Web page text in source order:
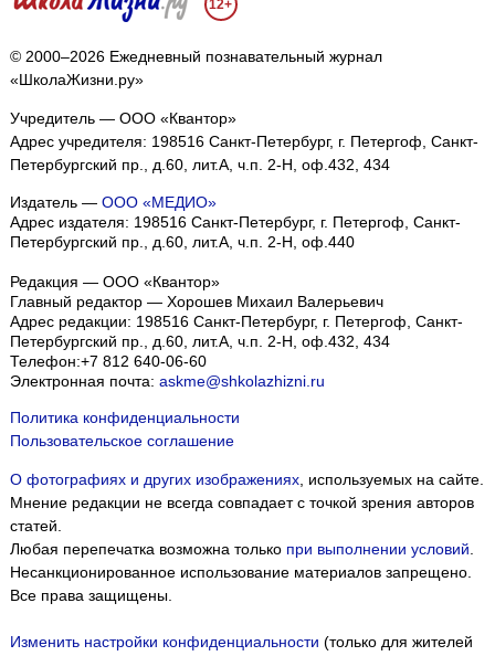
12+
© 2000–2026 Ежедневный познавательный журнал
«ШколаЖизни.ру»
Учредитель — ООО «Квантор»
Адрес учредителя: 198516 Санкт-Петербург, г. Петергоф, Санкт-
Петербургский пр., д.60, лит.А, ч.п. 2-Н, оф.432, 434
Издатель — ООО «МЕДИО»
Адрес издателя: 198516 Санкт-Петербург, г. Петергоф, Санкт-
Петербургский пр., д.60, лит.А, ч.п. 2-Н, оф.440
Редакция — ООО «Квантор»
Главный редактор — Хорошев Михаил Валерьевич
Адрес редакции: 198516 Санкт-Петербург, г. Петергоф Санкт-
Петербургский пр., д.60, лит.А, ч.п. 2-Н, оф.432, 434
Телефон:+7 812 640-06-60
Электронная почта: askme@shkolazhizni.ru
Политика конфиденциальности
Пользовательское соглашение
О фотографиях и других изображениях, используемых на сайте.
Мнение редакции не всегда совпадает с точкой зрения авторов
статей.
Любая перепечатка возможна только при выполнении условий
Несанкционированное использование материалов запрещено.
Все права защищены.
Изменить настройки конфиденциальности (только для жителей